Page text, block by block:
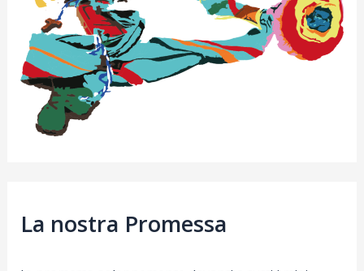
La nostra Promessa